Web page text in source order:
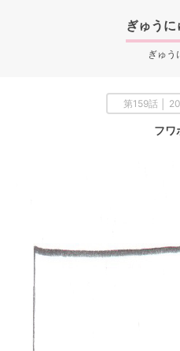
ぎゅう
ぎゅう
第159話 │
フワ